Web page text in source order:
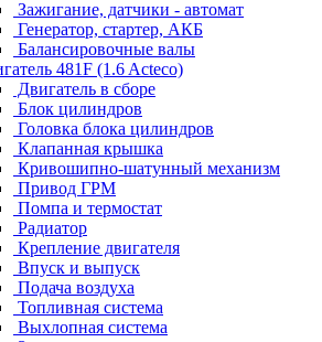
Зажигание, датчики - автомат
Генератор, стартер, АКБ
Балансировочные валы
481F (1.6 Acteco)
Двигатель в сборе
Блок цилиндров
Головка блока цилиндров
Клапанная крышка
Кривошипно-шатунный механизм
Привод ГРМ
Помпа и термостат
Радиатор
Крепление двигателя
Впуск и выпуск
Подача воздуха
Топливная система
Выхлопная система